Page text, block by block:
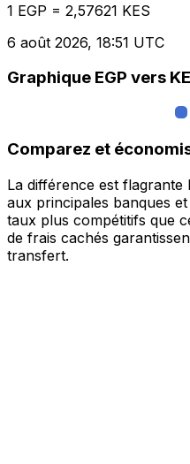
1 EGP = 2,57621 KES
6 août 2026, 18:51 UTC
Graphique EGP vers
Comparez et
La différence est
aux principales banques
taux plus compétitifs que
de frais cachés
transfert.